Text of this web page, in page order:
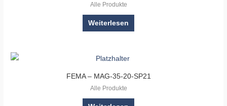
Alle Produkte
Weiterlesen
FEMA – MAG-35-20-SP21
Alle Produkte